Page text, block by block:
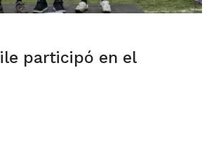
participó en el